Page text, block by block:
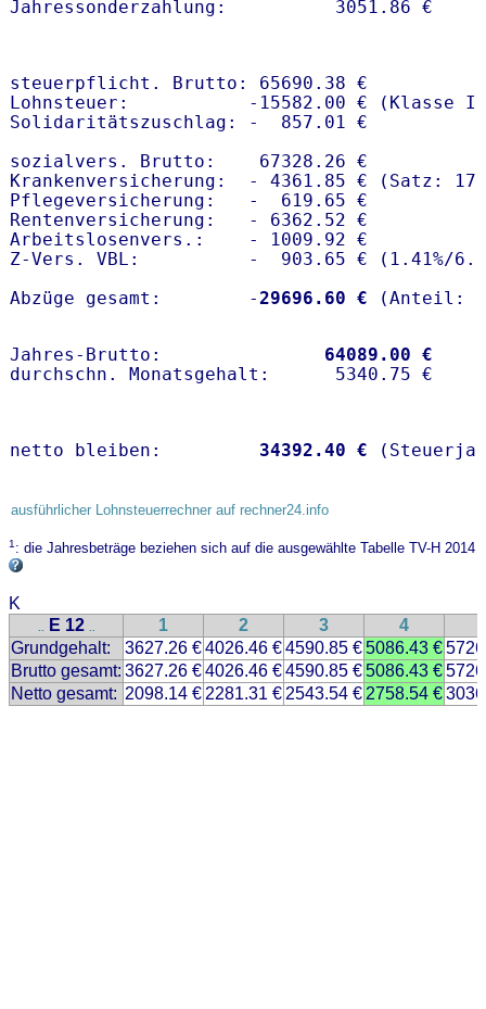
steuerpflicht. Brutto: 65690.38 €
Lohnsteuer:           -15582.00 € (Klasse I)
Solidaritätszuschlag: -  857.01 €
sozialvers. Brutto:    67328.26 €
Krankenversicherung:  - 4361.85 € (Satz:
Pflegeversicherung:   -  619.65 €
Rentenversicherung:   - 6362.52 €
Arbeitslosenvers.:    - 1009.92 €
Z-Vers. VBL:          -  903.65 € ( 1.41%/
Abzüge gesamt:        -29696.60 €
Jahres-Brutto: 64089.00 €
netto bleiben: 34392.40 €
ausführlicher Lohnsteuerrechner auf rechner24.info
1: die Jahresbeträge beziehen sich auf die ausgewählte Tabelle TV-H 2014
K
.. E 12 .. 1 2 3 4
Grundgehalt:
3627.26 €4026.46 €4590.85 €5086.43 €
Brutto gesamt: 3627.26 €4026.46 €4590.85 €5086.43 €
Netto gesamt: 2098.14 € 2281.31 € 2543.54 € 2758.54 €